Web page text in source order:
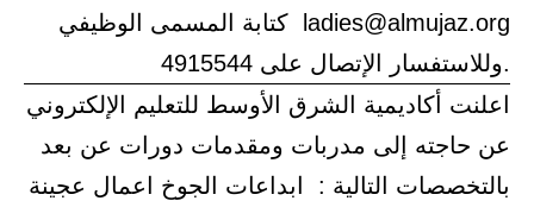
ladies@almujaz.org كتابة المسمى الوظيفي
.وللاستفسار الإتصال على 4915544
اعلنت أكاديمية الشرق الأوسط للتعليم الإلكتروني
عن حاجته إلى مدربات ومقدمات دورات عن بعد
بالتخصصات التالية : ابداعات الجوخ اعمال عجينة